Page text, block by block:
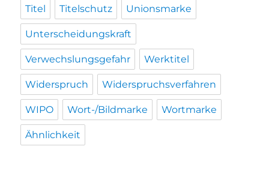
Titel Titelschutz Unionsmarke
Unterscheidungskraft
Verwechslungsgefahr Werktitel
Widerspruch Widerspruchsverfahren
WIPO Wort-/Bildmarke Wortmarke
Ähnlichkeit